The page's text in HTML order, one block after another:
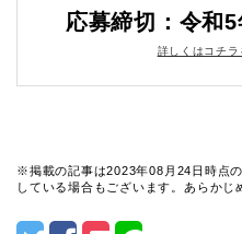
応募締切：令和5
詳しくはコチラ
※掲載の記事は2023年08月24日時点
している場合もございます。あらかじ